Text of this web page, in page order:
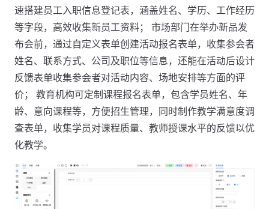
速搭建员工入职信息登记表，涵盖姓名、学历、工作经历
等字段，高效收集新员工资料； 市场部门在举办新品发
布会前，通过自定义表单创建活动报名表单，收集参会者
姓名、联系方式、公司及职位等信息，还能在活动后设计
反馈表单收集参会者对活动内容、场地安排等方面的评
价； 教育机构可定制课程报名表单，包含学员姓名、年
龄、意向课程等，方便招生管理，同时制作教学满意度调
查表单，收集学员对课程质量、教师授课水平的反馈以优
化教学。